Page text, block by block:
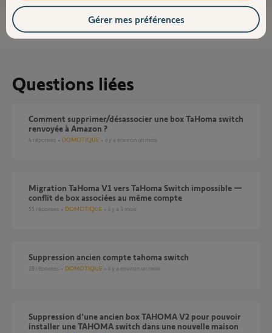
Questions liées
Comment supprimer/désassocier une box TaHoma switch
renvoyée à Amazon ?
4 réponses DOMOTIQUE il y a environ un mois
Migration TaHoma V1 vers TaHoma Switch impossible —
conflit de box associées au même compte
55 réponses DOMOTIQUE il y a 3 mois
Suppression ancien compte tahoma switch
28 réponses DOMOTIQUE il y a environ un mois
Suppression d'une ancien box TAHOMA V2 pour pouvoir
installer une TAHOMA switch dans une nouvelle maison
Gérer mes préférences